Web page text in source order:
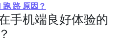
路 原因？
手机端良好体验的